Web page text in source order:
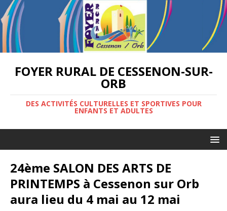
FOYER RURAL DE CESSENON-SUR-
ORB
DES ACTIVITÉS CULTURELLES ET SPORTIVES POUR
ENFANTS ET ADULTES
24ème SALON DES ARTS DE
PRINTEMPS à Cessenon sur Orb
aura lieu du 4 mai au 12 mai